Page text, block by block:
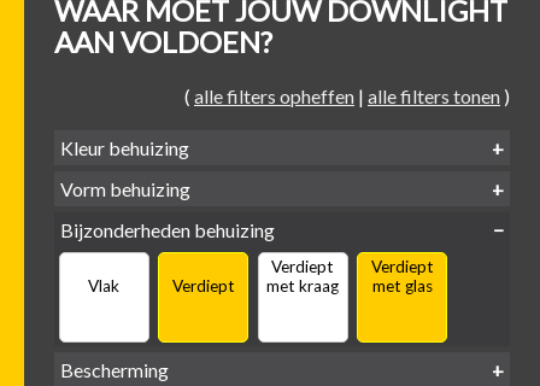
WAAR MOET JOUW DOWNLIGHT
AAN VOLDOEN?
( alle filters opheffen | alle filters tonen )
Kleur behuizing
Zwart Wit
Vorm behuizing
Bijzonderheden behuizing
Vlak Verdiept
Verdiept
met kraag
Verdiept
met glas
Bescherming